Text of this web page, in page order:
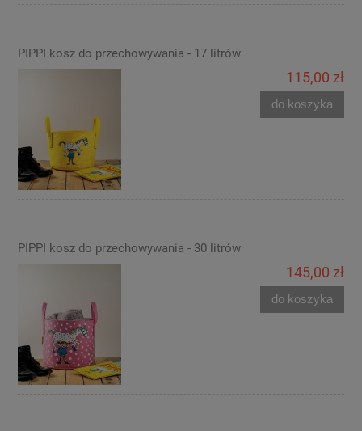
PIPPI kosz do przechowywania - 17 litrów
115,00 zł
do koszyka
PIPPI kosz do przechowywania - 30 litrów
145,00 zł
do koszyka